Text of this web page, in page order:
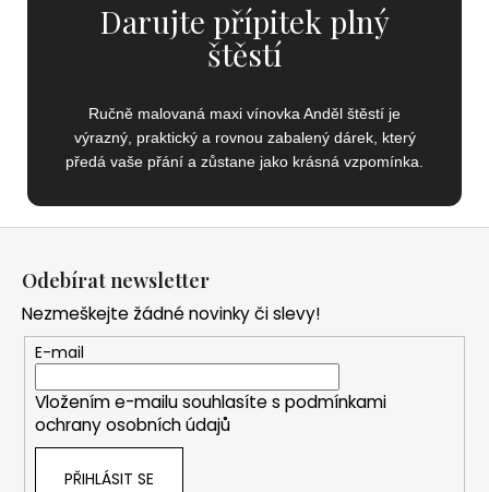
Darujte přípitek plný
štěstí
Ručně malovaná maxi vínovka Anděl štěstí je
výrazný, praktický a rovnou zabalený dárek, který
předá vaše přání a zůstane jako krásná vzpomínka.
Odebírat newsletter
Nezmeškejte žádné novinky či slevy!
E-mail
Vložením e-mailu souhlasíte s podmínkami
ochrany osobních údajů
PŘIHLÁSIT SE